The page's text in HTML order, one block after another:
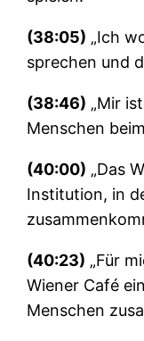
(38:05) „Ich
sprechen und
(38:46) „Mir
Menschen
(40:00) „Das
Institution, in
(40:23) „Für
Wiener Café
Menschen